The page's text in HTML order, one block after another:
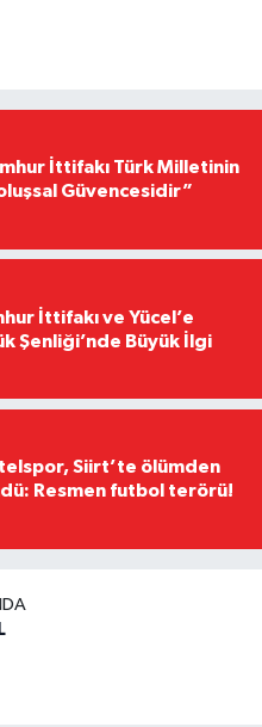
İttifakı Türk Milletinin
Güvencesidir”
İttifakı ve Yücel’e
Şenliği’nde Büyük İlgi
Siirt’te ölümden
Resmen futbol terörü!